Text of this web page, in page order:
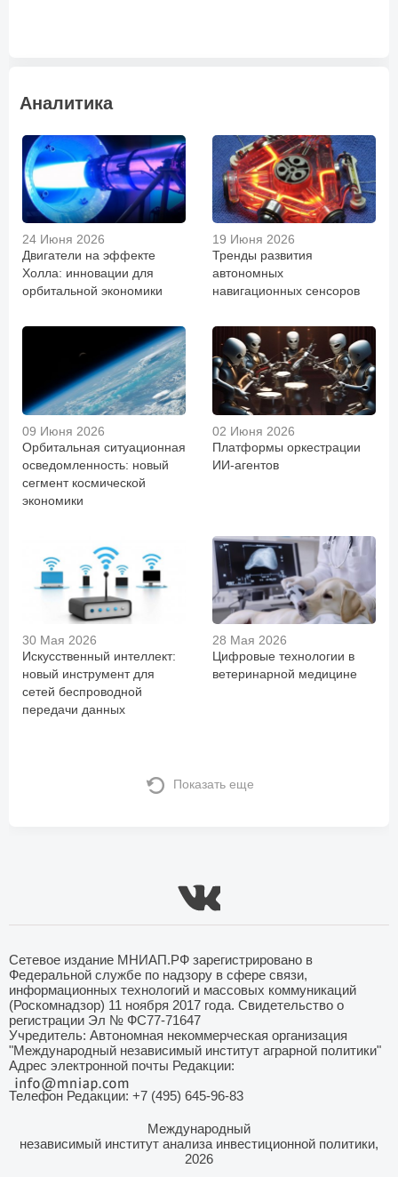
Аналитика
24 Июня 2026
Двигатели на эффекте
Холла: инновации для
орбитальной экономики
19 Июня 2026
Тренды развития
автономных
навигационных сенсоров
09 Июня 2026
Орбитальная ситуационная
осведомленность: новый
сегмент космической
экономики
02 Июня 2026
Платформы оркестрации
ИИ-агентов
30 Мая 2026
Искусственный интеллект:
новый инструмент для
сетей беспроводной
передачи данных
28 Мая 2026
Цифровые технологии в
ветеринарной медицине
Показать еще
Сетевое издание МНИАП.РФ зарегистрировано в
Федеральной службе по надзору в сфере связи,
информационных технологий и массовых коммуникаций
(Роскомнадзор) 11 ноября 2017 года. Свидетельство о
регистрации Эл № ФС77-71647
Учредитель: Автономная некоммерческая организация
"Международный независимый институт аграрной политики"
Адрес электронной почты Редакции:
Телефон Редакции: +7 (495) 645-96-83
Международный
независимый институт анализа инвестиционной политики,
2026